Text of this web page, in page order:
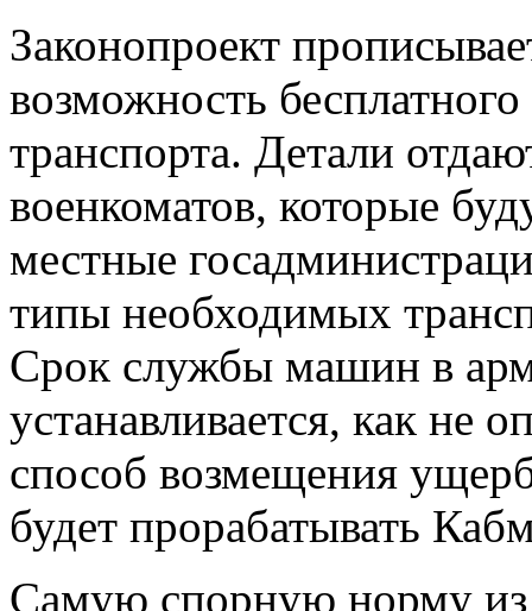
Законопроект
возможность бесплатного
транспорта. Детали
военкоматов, которые
местные
типы необходимых
Срок службы машин в
устанавливается, как не
способ возмещения
будет прорабатывать
Самую спорную норму из